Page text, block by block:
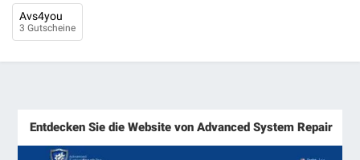
Avs4you
3 Gutscheine
Entdecken Sie die Website von Advanced System Repair